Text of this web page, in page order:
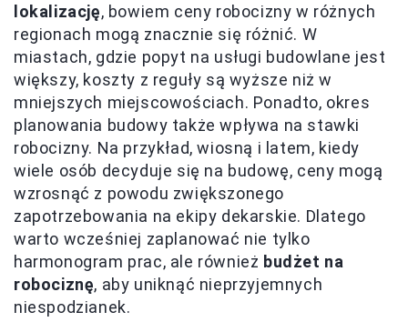
lokalizację, bowiem ceny robocizny w różnych
regionach mogą znacznie się różnić. W
miastach, gdzie popyt na usługi budowlane jest
większy, koszty z reguły są wyższe niż w
mniejszych miejscowościach. Ponadto, okres
planowania budowy także wpływa na stawki
robocizny. Na przykład, wiosną i latem, kiedy
wiele osób decyduje się na budowę, ceny mogą
wzrosnąć z powodu zwiększonego
zapotrzebowania na ekipy dekarskie. Dlatego
warto wcześniej zaplanować nie tylko
harmonogram prac, ale również budżet na
robociznę, aby uniknąć nieprzyjemnych
niespodzianek.